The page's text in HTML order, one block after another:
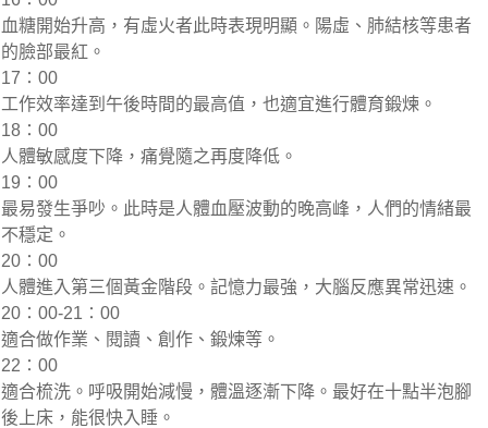
血糖開始升高，有虛火者此時表現明顯。陽虛、肺結核等患者
的臉部最紅。
17∶00
工作效率達到午後時間的最高值，也適宜進行體育鍛煉。
18∶00
人體敏感度下降，痛覺隨之再度降低。
19∶00
最易發生爭吵。此時是人體血壓波動的晚高峰，人們的情緒最
不穩定。
20∶00
人體進入第三個黃金階段。記憶力最強，大腦反應異常迅速。
20∶00-21∶00
適合做作業、閱讀、創作、鍛煉等。
22∶00
適合梳洗。呼吸開始減慢，體溫逐漸下降。最好在十點半泡腳
後上床，能很快入睡。